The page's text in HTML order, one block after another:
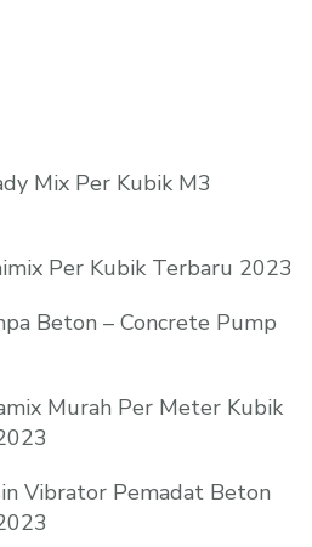
Mix Per Kubik M3
Per Kubik Terbaru 2023
Beton – Concrete Pump
Murah Per Meter Kubik
Vibrator Pemadat Beton